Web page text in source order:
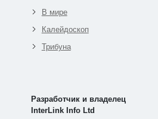
В мире
Калейдоскоп
Трибуна
Разработчик и владелец
InterLink Info Ltd